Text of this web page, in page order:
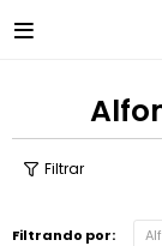

Filtrando por: